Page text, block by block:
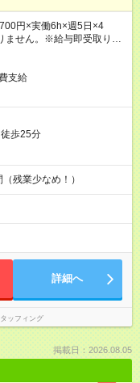
円×実働6h×週5日×4
ません。※給与即受取りサ
支給
歩25分
残業少なめ！）
詳細へ
ッフィング
掲載日：2026.08.05